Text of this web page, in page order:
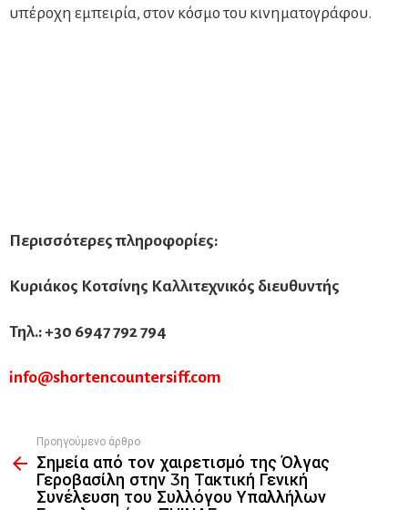
υπέροχη εμπειρία, στον κόσμο του κινηματογράφου.
Περισσότερες πληροφορίες:
Κυριάκος Κοτσίνης Καλλιτεχνικός διευθυντής
Τηλ.:+30 6947792794
info@shortencountersiff.com
more
Προηγούμενο άρθρο
Σημεία από τον χαιρετισμό της Όλγας
Γεροβασίλη στην 3η Τακτική Γενική
Συνέλευση του Συλλόγου Υπαλλήλων